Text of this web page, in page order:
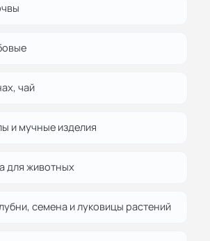
чай
и мучные изделия
для животных
семена и луковицы растений